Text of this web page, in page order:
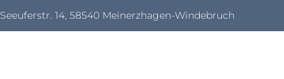
Seeuferstr. 14, 58540 Meinerzhagen-Windebruch